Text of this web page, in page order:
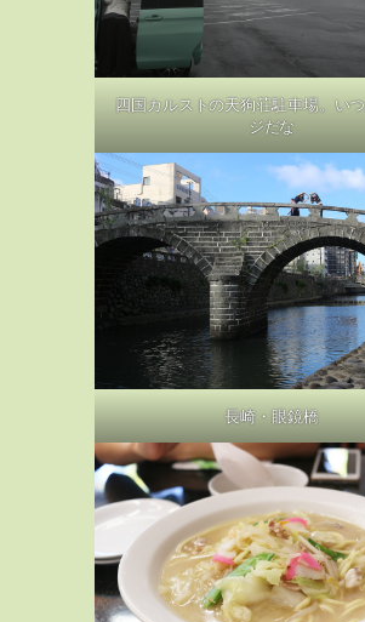
四国カルストの天狗荘駐車場。い
ジだな
長崎・眼鏡橋